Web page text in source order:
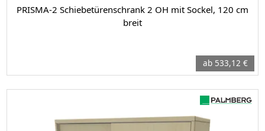
PRISMA-2 Schiebetürenschrank 2 OH mit Sockel, 120 cm
breit
ab 533,12 €